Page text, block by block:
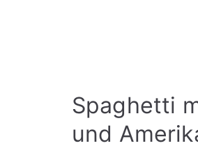
Spaghetti
und